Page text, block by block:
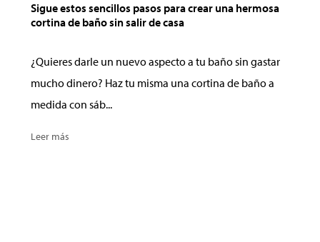
Sigue estos sencillos pasos para crear una hermosa
cortina de baño sin salir de casa
¿Quieres darle un nuevo aspecto a tu baño sin gastar
mucho dinero? Haz tu misma una cortina de baño a
medida con sáb...
Leer más